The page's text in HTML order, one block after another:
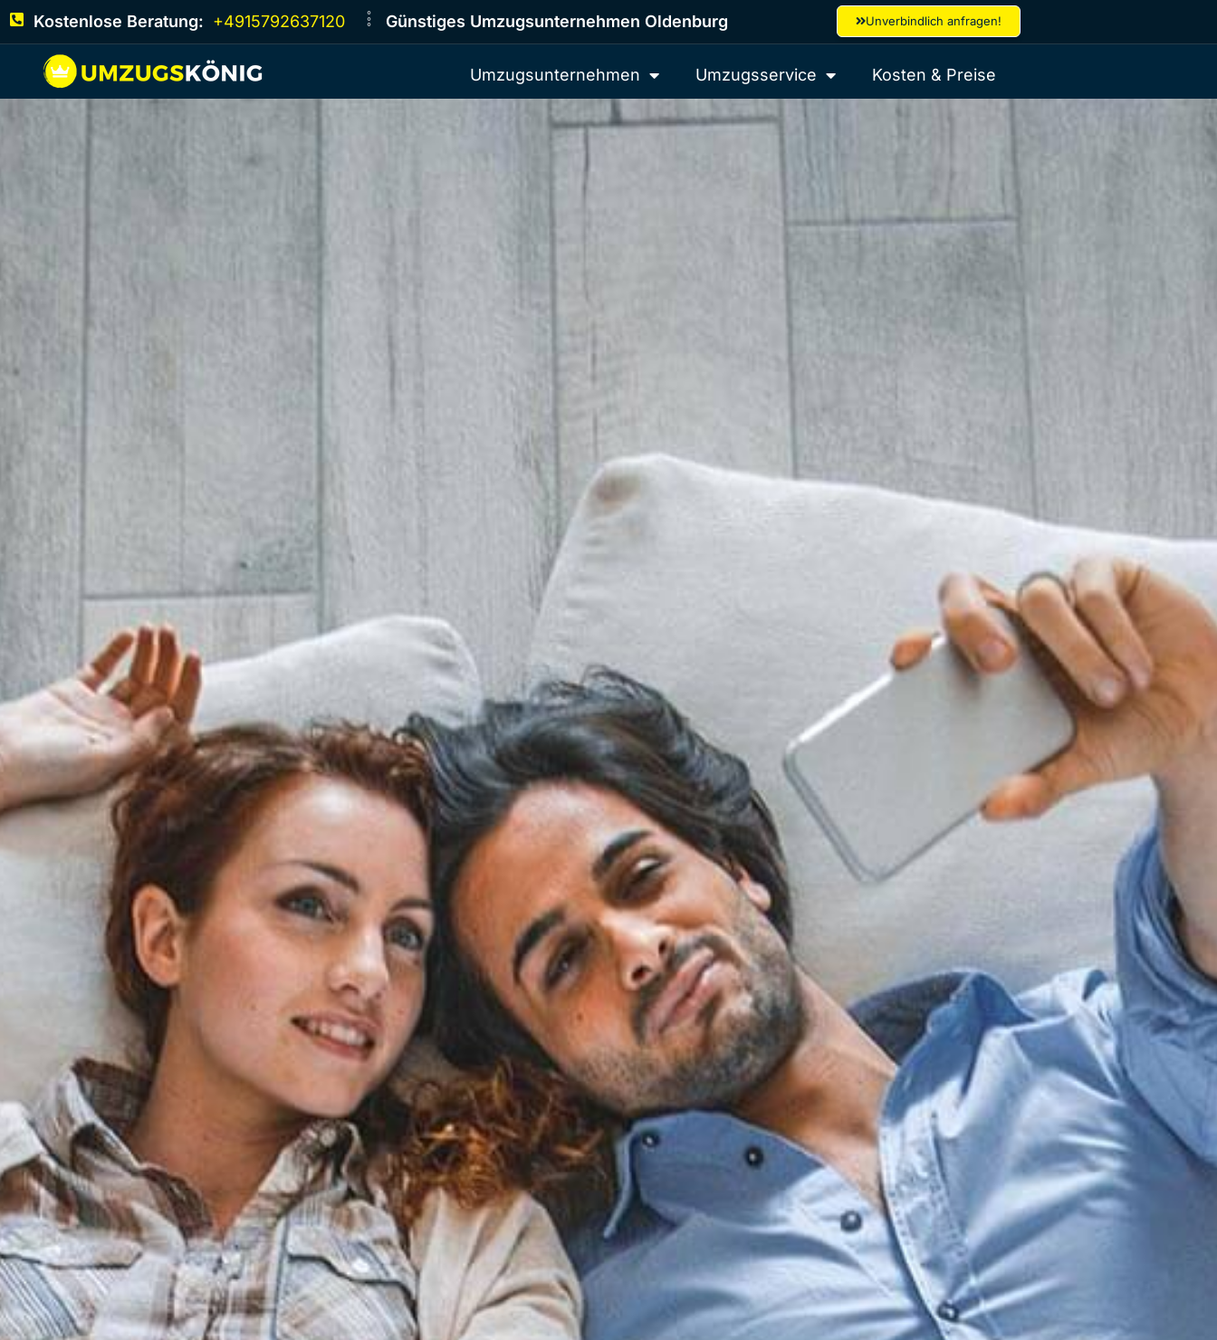
Kostenlose Beratung: +4915792637120 Günstiges Umzugsunternehmen Oldenburg Unverbindlich anfragen!
Umzugsunternehmen Umzugsservice Kosten & Preise